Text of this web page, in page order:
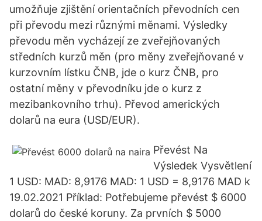
umožňuje zjištění orientačních převodních cen
při převodu mezi různými měnami. Výsledky
převodu měn vycházejí ze zveřejňovaných
středních kurzů měn (pro měny zveřejňované v
kurzovním lístku ČNB, jde o kurz ČNB, pro
ostatní měny v převodníku jde o kurz z
mezibankovního trhu). Převod amerických
dolarů na eura (USD/EUR).
Převést Na
Výsledek Vysvětlení
1 USD: MAD: 8,9176 MAD: 1 USD = 8,9176 MAD k
19.02.2021 Příklad: Potřebujeme převést $ 6000
dolarů do české koruny. Za prvních $ 5000